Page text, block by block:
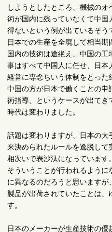
しようとしたところ、機械の
術が国内に残っていなくて中国
得ないという例が出ているそう
日本での生産を全廃して相当期
国内の技術は途絶え、中国の
事はすべて中国人に任せ、日
経営に専念ちいう体制をとった
中国の方が日本で働くことの
術指導、というケースが出てき
時代は変わりました。
話題は変わりますが、日本の
来決められたルールを逸脱し
相次いで表沙汰になっています。
そういうことが行われるように
に異なるのだろうと思いますが
製品が出荷されていたことは、
す。
日本のメーカーが生産技術の